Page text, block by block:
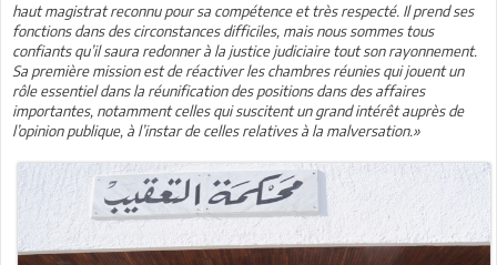
haut magistrat reconnu pour sa compétence et très respecté. Il prend ses
fonctions dans des circonstances difficiles, mais nous sommes tous
confiants qu’il saura redonner à la justice judiciaire tout son rayonnement.
Sa première mission est de réactiver les chambres réunies qui jouent un
rôle essentiel dans la réunification des positions dans des affaires
importantes, notamment celles qui suscitent un grand intérêt auprès de
l’opinion publique, à l’instar de celles relatives à la malversation.»